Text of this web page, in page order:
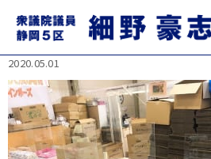
1840_o.jpg
2020.05.01